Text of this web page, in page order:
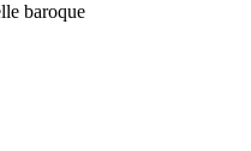
baroque